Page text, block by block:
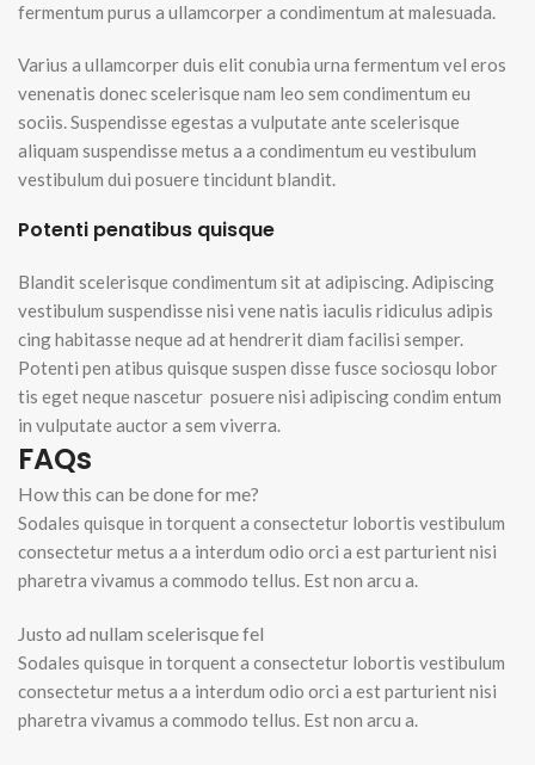
fermentum purus a ullamcorper a condimentum at malesuada.
Varius a ullamcorper duis elit conubia urna fermentum vel eros
venenatis donec scelerisque nam leo sem condimentum eu
sociis. Suspendisse egestas a vulputate ante scelerisque
aliquam suspendisse metus a a condimentum eu vestibulum
vestibulum dui posuere tincidunt blandit.
Potenti penatibus quisque
Blandit scelerisque condimentum sit at adipiscing. Adipiscing
vestibulum suspendisse nisi vene natis iaculis ridiculus adipis
cing habitasse neque ad at hendrerit diam facilisi semper.
Potenti pen atibus quisque suspen disse fusce sociosqu lobor
tis eget neque nascetur posuere nisi adipiscing condim entum
in vulputate auctor a sem viverra.
FAQs
How this can be done for me?
Sodales quisque in torquent a consectetur lobortis vestibulum
consectetur metus a a interdum odio orci a est parturient nisi
pharetra vivamus a commodo tellus. Est non arcu a.
Justo ad nullam scelerisque fel
Sodales quisque in torquent a consectetur lobortis vestibulum
consectetur metus a a interdum odio orci a est parturient nisi
pharetra vivamus a commodo tellus. Est non arcu a.